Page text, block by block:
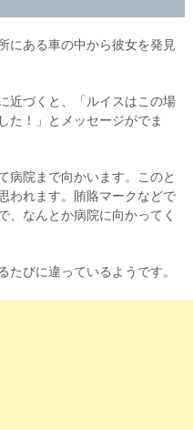
にある車の中から彼女を発見
近づくと、「ルイスはこの場
た！」とメッセージがでま
病院まで向かいます。このと
われます。賄賂マークなどで
、なんとか病院に向かってく
たびに違っているようです。